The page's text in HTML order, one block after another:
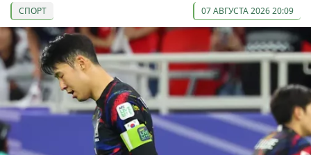
СПОРТ 07 АВГУСТА 2026 20:09